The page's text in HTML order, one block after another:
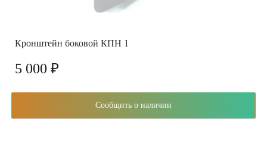
Кронштейн боковой КПН 1
5 000 ₽
Сообщить о наличии